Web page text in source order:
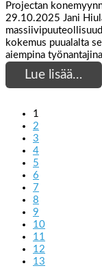
Projectan
29.10.2025 Jani
kokemus puualalta
aiempina
Lue lisää…
1
2
3
4
5
6
7
8
9
10
11
12
13